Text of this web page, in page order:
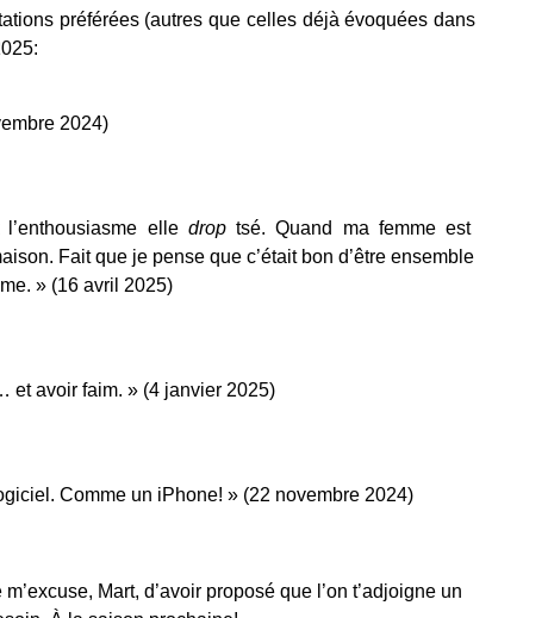
préférées (autres que celles déjà évoquées dans
2024)
elle drop tsé. Quand ma femme est
Fait que je pense que c’était bon d’être ensemble
» (16 avril 2025)
et avoir faim. » (4 janvier 2025)
Comme un iPhone! » (22 novembre 2024)
Mart, d’avoir proposé que l’on t’adjoigne un